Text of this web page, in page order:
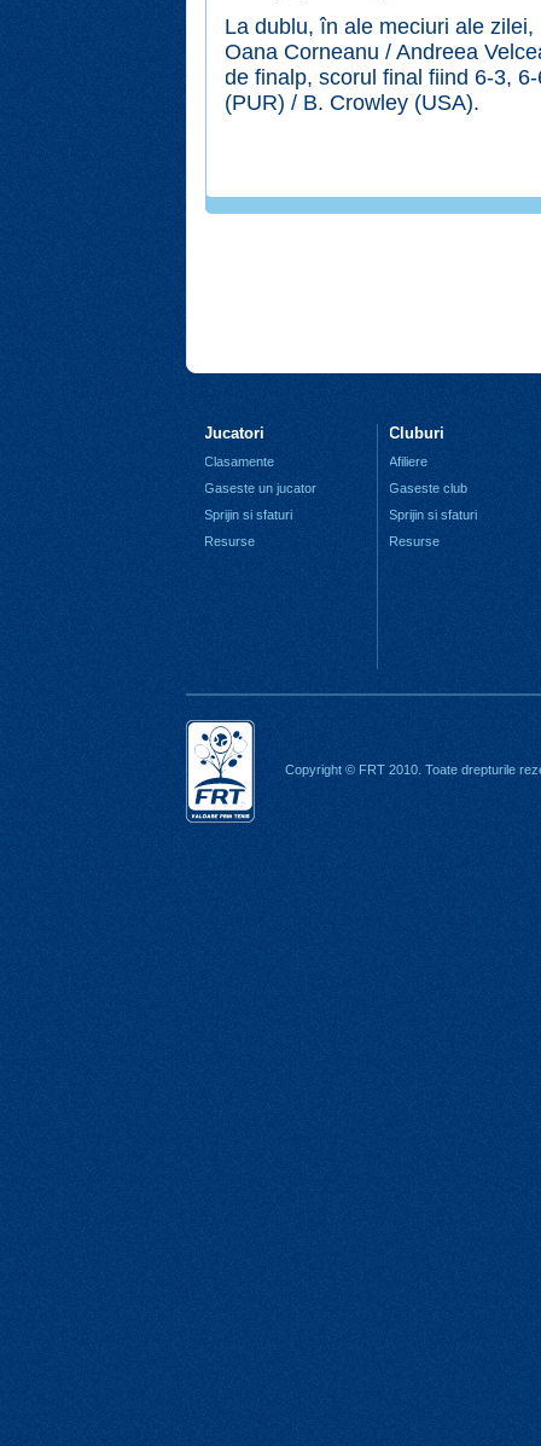
La dublu, în ale meciuri ale
Oana Corneanu / Andreea
de finalp, scorul final fiind 6-3,
(PUR) / B. Crowley (USA).
Jucatori
Clasamente
Gaseste un jucator
Sprijin si sfaturi
Resurse
Cluburi
Afiliere
Gaseste club
Sprijin si sfaturi
Resurse
Copyright © FRT 2010. Toate drepturile